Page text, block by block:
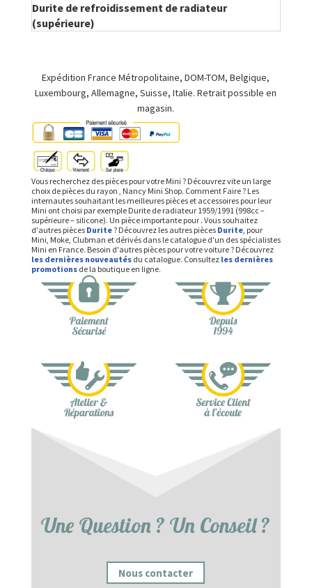
Durite de refroidissement de radiateur
(supérieure)
Expédition France Métropolitaine, DOM-TOM, Belgique,
Luxembourg, Allemagne, Suisse, Italie. Retrait possible en
magasin.
Vous recherchez des pièces pour votre Mini ? Découvrez vite un large
choix de pièces du rayon , Nancy Mini Shop. Comment Faire ? Les
internautes souhaitant les meilleures pièces et accessoires pour leur
Mini ont choisi par exemple Durite de radiateur 1959/1991 (998cc –
supérieure – silicone). Un pièce importante pour . Vous souhaitez
d'autres pièces Durite? Découvrez les autres pièces Durite, pour
Mini, Moke, Clubman et dérivés dans le catalogue d'un des spécialistes
Mini en France. Besoin d'autres pièces pour votre voiture ? Découvrez
les dernières nouveautésdu catalogue. Consultez les dernières
promotionsde la boutique en ligne.
Une Question ? Un Conseil ?
Nous contacter